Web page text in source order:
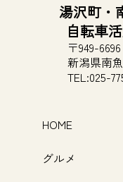
湯沢町・
自転車
〒949-6696
新潟県南
TEL:025-
HOME
グルメ